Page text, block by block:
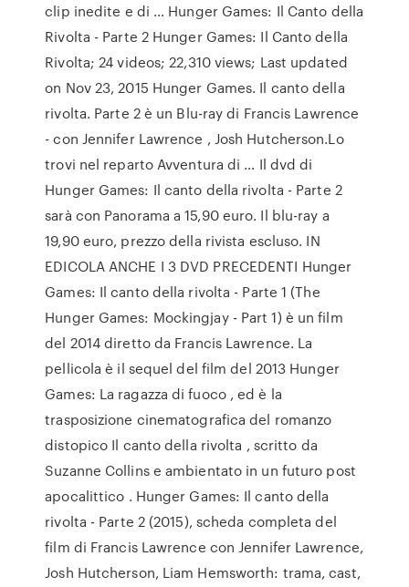
clip inedite e di … Hunger Games: Il Canto della
Rivolta - Parte 2 Hunger Games: Il Canto della
Rivolta; 24 videos; 22,310 views; Last updated
on Nov 23, 2015 Hunger Games. Il canto della
rivolta. Parte 2 è un Blu-ray di Francis Lawrence
- con Jennifer Lawrence , Josh Hutcherson.Lo
trovi nel reparto Avventura di … Il dvd di
Hunger Games: Il canto della rivolta - Parte 2
sarà con Panorama a 15,90 euro. Il blu-ray a
19,90 euro, prezzo della rivista escluso. IN
EDICOLA ANCHE I 3 DVD PRECEDENTI Hunger
Games: Il canto della rivolta - Parte 1 (The
Hunger Games: Mockingjay - Part 1) è un film
del 2014 diretto da Francis Lawrence. La
pellicola è il sequel del film del 2013 Hunger
Games: La ragazza di fuoco , ed è la
trasposizione cinematografica del romanzo
distopico Il canto della rivolta , scritto da
Suzanne Collins e ambientato in un futuro post
apocalittico . Hunger Games: Il canto della
rivolta - Parte 2 (2015), scheda completa del
film di Francis Lawrence con Jennifer Lawrence,
Josh Hutcherson, Liam Hemsworth: trama, cast,